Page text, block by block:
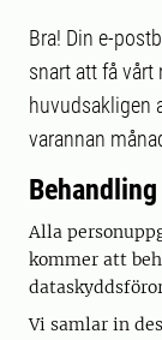
Bra! Din e-
snart att få vårt
huvudsakligen
varannan
Alla
kommer att
Vi samlar in